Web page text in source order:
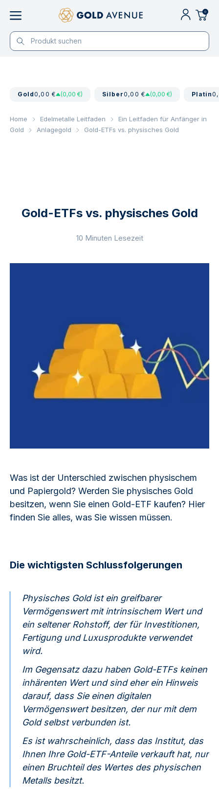
0
Gold0,00 € (0,00 €) Silber0,00 € (0,00 €) Platin
Home Edelmetalle Leitfaden
Ein Leitfaden für Anfänger in
Gold
Anlagegold Gold-ETFs vs. physisches Gold
Gold-ETFs vs. physisches Gold
10 Minuten Lesezeit
Was ist der Unterschied zwischen physischem
und Papiergold? Werden Sie physisches Gold
besitzen, wenn Sie einen Gold-ETF kaufen? Hier
finden Sie alles, was Sie wissen müssen.
Die wichtigsten Schlussfolgerungen
Physisches Gold ist ein greifbarer
Vermögenswert mit intrinsischem Wert und
ein seltener Rohstoff, der für Investitionen,
Fertigung und Luxusprodukte verwendet
wird.
Im Gegensatz dazu haben Gold-ETFs keinen
inhärenten Wert und sind eher ein Hinweis
darauf, dass Sie einen digitalen
Vermögenswert besitzen, der nur mit dem
Gold selbst verbunden ist.
Es ist wahrscheinlich, dass das Institut, das
Ihnen Ihre Gold-ETF-Anteile verkauft hat, nur
einen Bruchteil des Wertes des physischen
Metalls besitzt.